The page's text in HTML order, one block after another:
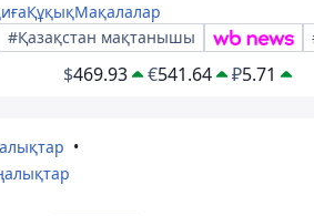
ҚұқықМақалалар
#Қазақстан мақтанышы
$469.93 €541.64 ₽5.71